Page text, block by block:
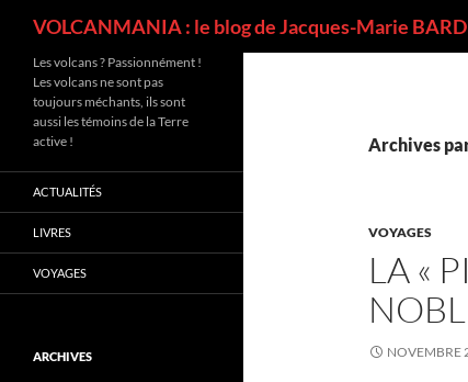
VOLCANMANIA : le blog de Jacques-Marie
Archives
VOYAGES
LA «
NOVEMBRE
Les volcans ? Passionnément !
Les volcans ne sont pas
toujours méchants, ils sont
aussi les témoins de la Terre
active !
ACTUALITÉS
LIVRES
VOYAGES
ARCHIVES